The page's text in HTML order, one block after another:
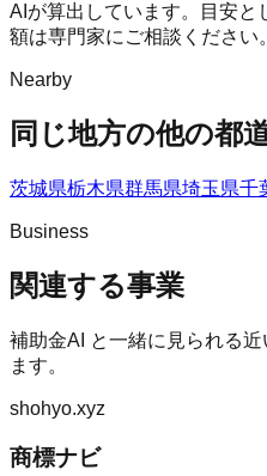
AIが算出しています。目安と
額は専門家にご相談ください。
Nearby
同じ地方の他の都
茨城県栃木県群馬県埼玉県千
Business
関連する事業
補助金AI
と一緒に見られる
ます。
shohyo.xyz
商標ナビ